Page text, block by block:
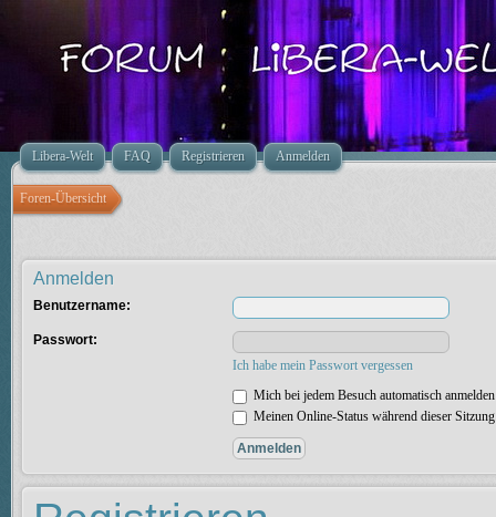
Libera-Welt FAQ Registrieren Anmelden
Foren-Übersicht
Anmelden
Benutzername:
Passwort:
Ich habe mein Passwort vergessen
Mich bei jedem Besuch automatisch anmelden
Meinen Online-Status während dieser